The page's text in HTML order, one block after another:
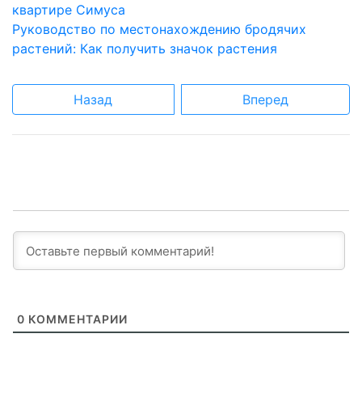
квартире Симуса
Руководство по местонахождению бродячих
растений: Как получить значок растения
Назад Вперед
0 КОММЕНТАРИИ